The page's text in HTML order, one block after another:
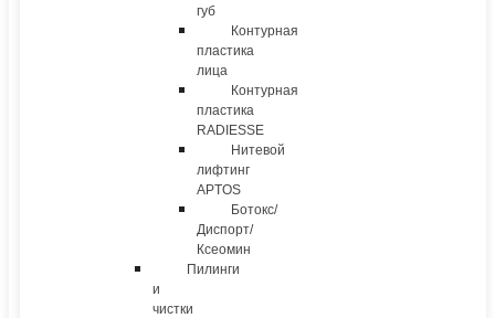
губ
Контурная
пластика
лица
Контурная
пластика
RADIESSE
Нитевой
лифтинг
APTOS
Ботокс/
Диспорт/
Ксеомин
Пилинги
и
чистки